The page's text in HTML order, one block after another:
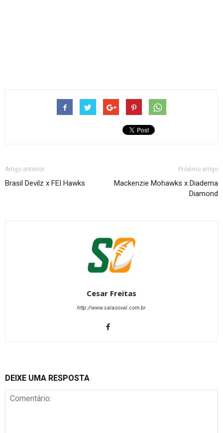
Artigo anterior
Brasil Devilz x FEI Hawks
Próximo artigo
Mackenzie Mohawks x Diadema
Diamond
Cesar Freitas
http://www.salaooval.com.br
DEIXE UMA RESPOSTA